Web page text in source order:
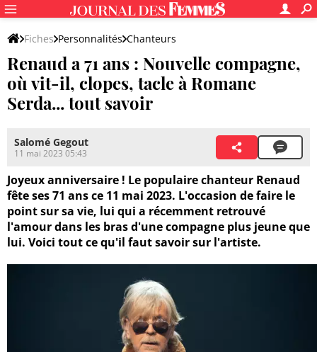
Fiches Personnalités Chanteurs
Renaud a 71 ans : Nouvelle compagne,
où vit-il, clopes, tacle à Romane
Serda... tout savoir
Salomé Gegout
11 mai 2023 05:43
Joyeux anniversaire ! Le populaire chanteur Renaud
fête ses 71 ans ce 11 mai 2023. L'occasion de faire le
point sur sa vie, lui qui a récemment retrouvé
l'amour dans les bras d'une compagne plus jeune que
lui. Voici tout ce qu'il faut savoir sur l'artiste.